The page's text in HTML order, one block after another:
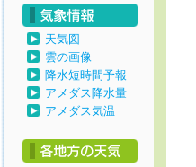
天気図
雲の画像
降水短時間予報
アメダス降水量
アメダス気温